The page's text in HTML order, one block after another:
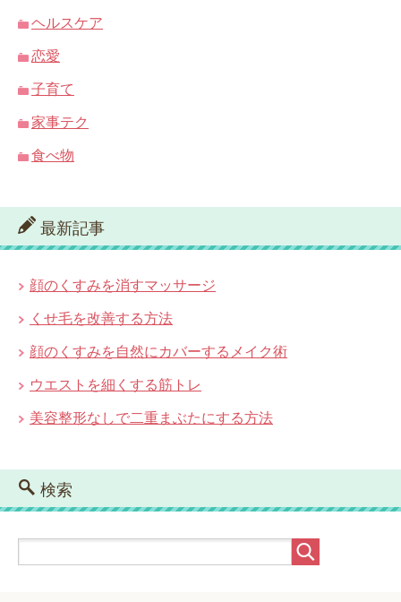
ヘルスケア
恋愛
子育て
家事テク
食べ物
最新記事
顔のくすみを消すマッサージ
くせ毛を改善する方法
顔のくすみを自然にカバーするメイク術
ウエストを細くする筋トレ
美容整形なしで二重まぶたにする方法
検索